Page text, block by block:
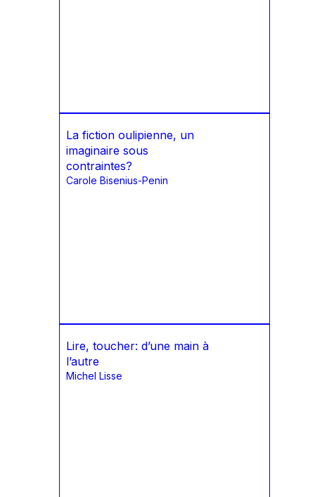
La fiction oulipienne, un
imaginaire sous
contraintes?
Carole Bisenius-Penin
Lire, toucher: d’une main à
l’autre
Michel Lisse